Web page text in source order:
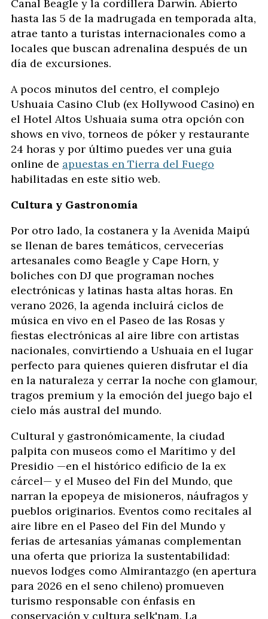
Canal Beagle y la cordillera Darwin. Abierto
hasta las 5 de la madrugada en temporada alta,
atrae tanto a turistas internacionales como a
locales que buscan adrenalina después de un
día de excursiones.
A pocos minutos del centro, el complejo
Ushuaia Casino Club (ex Hollywood Casino) en
el Hotel Altos Ushuaia suma otra opción con
shows en vivo, torneos de póker y restaurante
24 horas y por último puedes ver una guia
online de apuestas en Tierra del Fuego
habilitadas en este sitio web.
Cultura y Gastronomía
Por otro lado, la costanera y la Avenida Maipú
se llenan de bares temáticos, cervecerías
artesanales como Beagle y Cape Horn, y
boliches con DJ que programan noches
electrónicas y latinas hasta altas horas. En
verano 2026, la agenda incluirá ciclos de
música en vivo en el Paseo de las Rosas y
fiestas electrónicas al aire libre con artistas
nacionales, convirtiendo a Ushuaia en el lugar
perfecto para quienes quieren disfrutar el día
en la naturaleza y cerrar la noche con glamour,
tragos premium y la emoción del juego bajo el
cielo más austral del mundo.
Cultural y gastronómicamente, la ciudad
palpita con museos como el Marítimo y del
Presidio —en el histórico edificio de la ex
cárcel— y el Museo del Fin del Mundo, que
narran la epopeya de misioneros, náufragos y
pueblos originarios. Eventos como recitales al
aire libre en el Paseo del Fin del Mundo y
ferias de artesanías yámanas complementan
una oferta que prioriza la sustentabilidad:
nuevos lodges como Almirantazgo (en apertura
para 2026 en el seno chileno) promueven
turismo responsable con énfasis en
conservación y cultura selk'nam. La